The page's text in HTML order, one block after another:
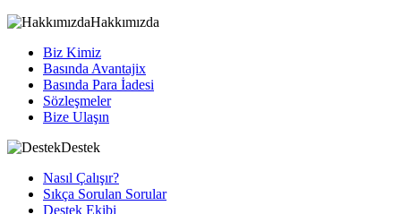
Hakkımızda
Biz Kimiz
Basında Avantajix
Basında Para İadesi
Sözleşmeler
Bize Ulaşın
Destek
Nasıl Çalışır?
Sıkça Sorulan Sorular
Destek Ekibi